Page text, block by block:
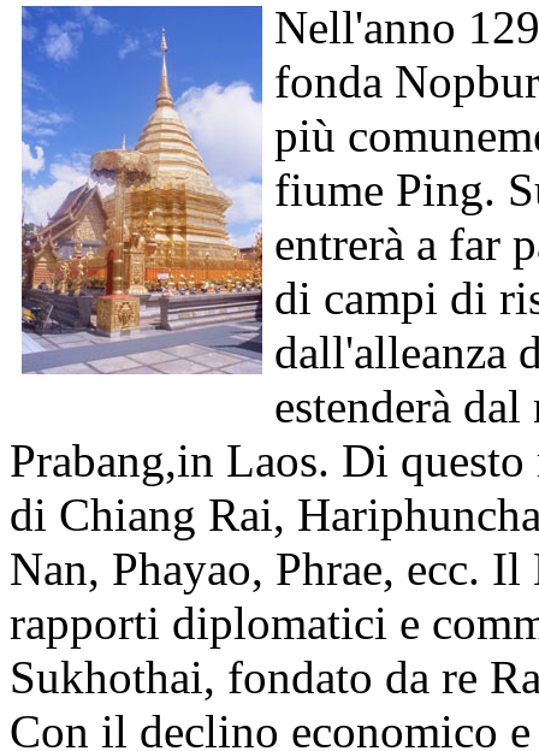
Nell'anno
fonda
più
fiume Ping.
entrerà a far
di campi di
dall'alleanza
estenderà
Prabang,in Laos. Di
di Chiang Rai,
Nan, Phayao, Phrae, ecc.
rapporti diplomatici e
Sukhothai, fondato da re
Con il declino economico